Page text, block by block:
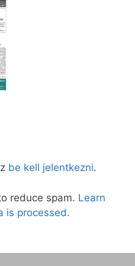
be kell jelentkezni.
reduce spam. Learn
is processed.